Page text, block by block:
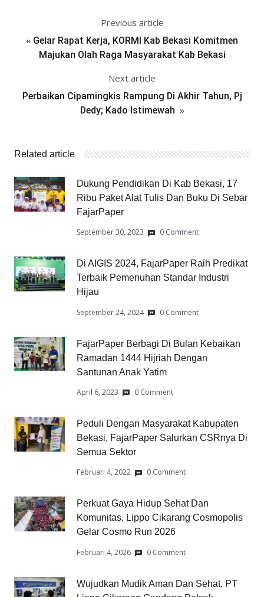
Previous article
« Gelar Rapat Kerja, KORMI Kab Bekasi Komitmen
Majukan Olah Raga Masyarakat Kab Bekasi
Next article
Perbaikan Cipamingkis Rampung Di Akhir Tahun, Pj
Dedy; Kado Istimewah »
Related article
Dukung Pendidikan Di Kab Bekasi, 17
Ribu Paket Alat Tulis Dan Buku Di Sebar
FajarPaper
September 30, 2023 0 Comment
Di AIGIS 2024, FajarPaper Raih Predikat
Terbaik Pemenuhan Standar Industri
Hijau
September 24, 2024 0 Comment
FajarPaper Berbagi Di Bulan Kebaikan
Ramadan 1444 Hijriah Dengan
Santunan Anak Yatim
April 6, 2023 0 Comment
Peduli Dengan Masyarakat Kabupaten
Bekasi, FajarPaper Salurkan CSRnya Di
Semua Sektor
Februari 4, 2022 0 Comment
Perkuat Gaya Hidup Sehat Dan
Komunitas, Lippo Cikarang Cosmopolis
Gelar Cosmo Run 2026
Februari 4, 2026 0 Comment
Wujudkan Mudik Aman Dan Sehat, PT